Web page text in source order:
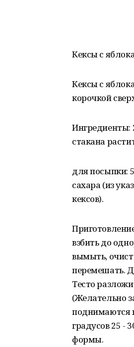
Кексы с
Кексы с
корочкой
Ингредиенты:
стакана
для посыпки:
сахара (из
кексов).
взбить до
вымыть,
перемешать.
Тесто
(Желательно
поднимаются
градусов 25 -
формы.